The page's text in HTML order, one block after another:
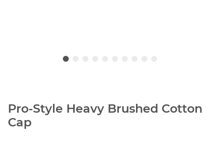
Pro-Style Heavy Brushed Cotton
Cap